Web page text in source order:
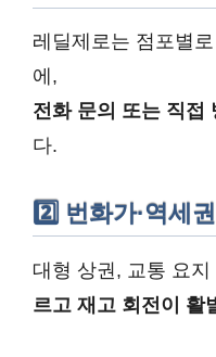
레딜제로는 점포별
에,
전화 문의 또는 직접
다.
2️⃣ 번화가·역세
대형 상권, 교통 요지
르고 재고 회전이 활